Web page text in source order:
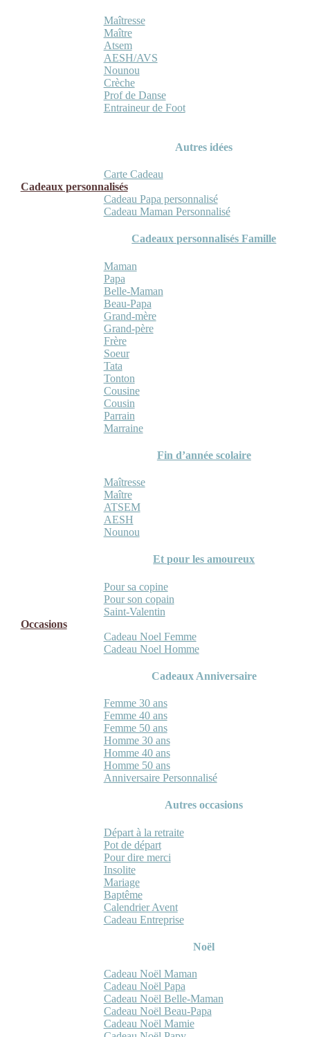
Maîtresse
Maître
Atsem
AESH/AVS
Nounou
Crèche
Prof de Danse
Entraineur de Foot
Autres idées
Carte Cadeau
Cadeaux personnalisés
Cadeau Papa personnalisé
Cadeau Maman Personnalisé
Cadeaux personnalisés Famille
Maman
Papa
Belle-Maman
Beau-Papa
Grand-mère
Grand-père
Frère
Soeur
Tata
Tonton
Cousine
Cousin
Parrain
Marraine
Fin d’année scolaire
Maîtresse
Maître
ATSEM
AESH
Nounou
Et pour les amoureux
Pour sa copine
Pour son copain
Saint-Valentin
Occasions
Cadeau Noel Femme
Cadeau Noel Homme
Cadeaux Anniversaire
Femme 30 ans
Femme 40 ans
Femme 50 ans
Homme 30 ans
Homme 40 ans
Homme 50 ans
Anniversaire Personnalisé
Autres occasions
Départ à la retraite
Pot de départ
Pour dire merci
Insolite
Mariage
Baptême
Calendrier Avent
Cadeau Entreprise
Noël
Cadeau Noël Maman
Cadeau Noël Papa
Cadeau Noël Belle-Maman
Cadeau Noël Beau-Papa
Cadeau Noël Mamie